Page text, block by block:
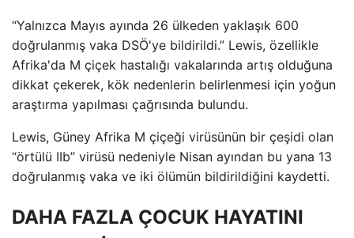
“Yalnızca Mayıs ayında 26 ülkeden yaklaşık 600
doğrulanmış vaka DSÖ'ye bildirildi.” Lewis, özellikle
Afrika'da M çiçek hastalığı vakalarında artış olduğuna
dikkat çekerek, kök nedenlerin belirlenmesi için yoğun
araştırma yapılması çağrısında bulundu.
Lewis, Güney Afrika M çiçeği virüsünün bir çeşidi olan
“örtülü IIb” virüsü nedeniyle Nisan ayından bu yana 13
doğrulanmış vaka ve iki ölümün bildirildiğini kaydetti.
DAHA FAZLA ÇOCUK HAYATINI